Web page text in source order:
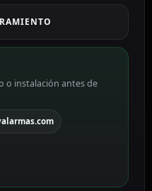
o instalación antes de